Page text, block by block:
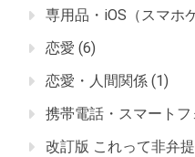
専用品・iOS（スマホ
恋愛 (6)
恋愛・人間関係 (1)
携帯電話・スマートフ
改訂版 これって非弁